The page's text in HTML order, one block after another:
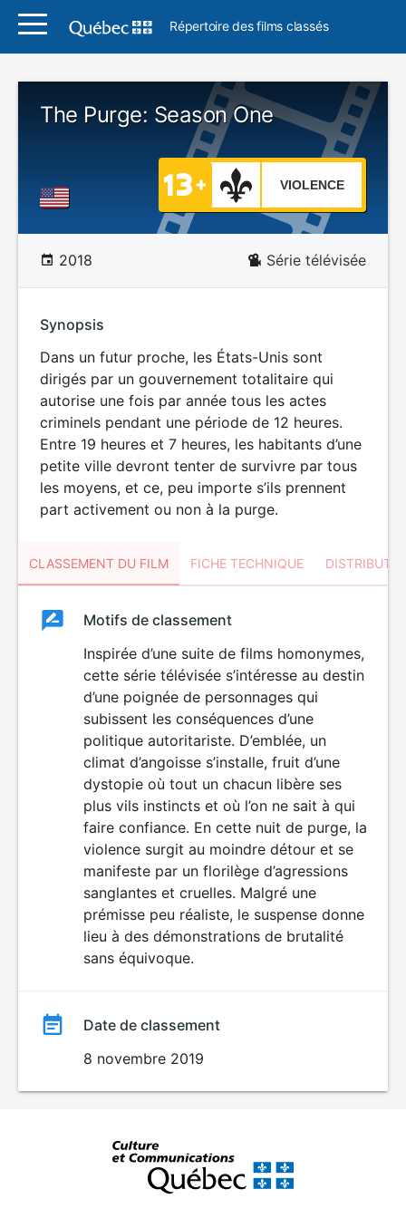
Répertoire des films classés
The Purge: Season One
VIOLENCE
2018 Série télévisée
Synopsis
Dans un futur proche, les États-Unis sont
dirigés par un gouvernement totalitaire qui
autorise une fois par année tous les actes
criminels pendant une période de 12 heures.
Entre 19 heures et 7 heures, les habitants d’une
petite ville devront tenter de survivre par tous
les moyens, et ce, peu importe s’ils prennent
part activement ou non à la purge.
CLASSEMENT DU FILM FICHE TECHNIQUE
ClassementClassement
VIOLENCE
Motifs de classement
Inspirée d’une suite de films homonymes,
cette série télévisée s’intéresse au destin
d’une poignée de personnages qui
subissent les conséquences d’une
politique autoritariste. D’emblée, un
climat d’angoisse s’installe, fruit d’une
dystopie où tout un chacun libère ses
plus vils instincts et où l’on ne sait à qui
faire confiance. En cette nuit de purge, la
violence surgit au moindre détour et se
manifeste par un florilège d’agressions
sanglantes et cruelles. Malgré une
prémisse peu réaliste, le suspense donne
lieu à des démonstrations de brutalité
sans équivoque.
Date de classement
8 novembre 2019